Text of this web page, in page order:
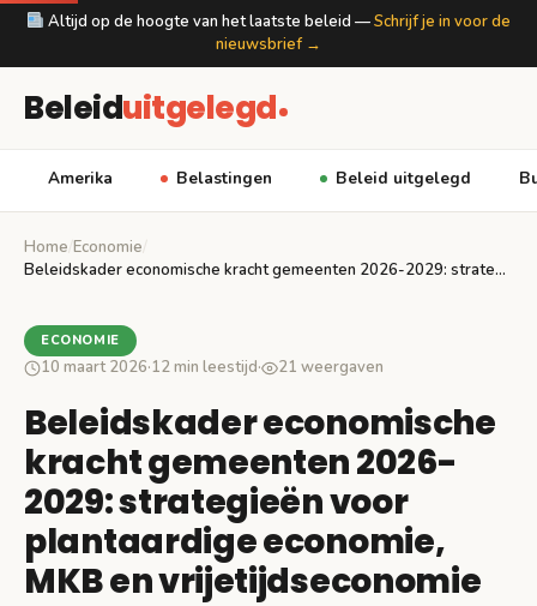
Altijd op de hoogte van het laatste beleid —Schrijf je in voor de
nieuwsbrief →
Beleiduitgelegd
Amerika Belastingen Beleid uitgelegd
Home Economie
Beleidskader economische kracht gemeenten 2026-2029: strategieën voor plantaardige…
ECONOMIE
10 maart 2026·12 min leestijd· 21 weergaven
Beleidskader economische
kracht gemeenten 2026-
2029: strategieën voor
plantaardige economie,
MKB en vrijetijdseconomie